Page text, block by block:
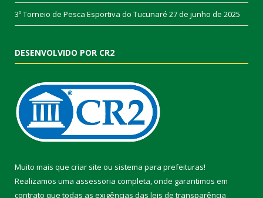
3º Torneio de Pesca Esportiva do Tucunaré 27 de junho de 2025
DESENVOLVIDO POR CR2
Muito mais que criar site ou sistema para prefeituras!
Realizamos uma assessoria completa, onde garantimos em
contrato que todas as exigências das leis de transparência